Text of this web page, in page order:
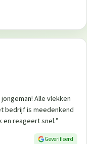
Alle vlekken
bedrijf is meedenkend
en reageert snel.”
Geverifieerd